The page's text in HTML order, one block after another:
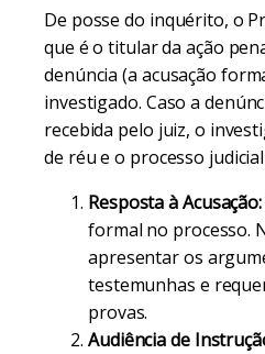
De posse do inquérito, o
que é o titular da ação
denúncia (a acusação
investigado. Caso a
recebida pelo juiz, o
de réu e o processo
Resposta à Acusação:
formal no processo.
apresentar os
testemunhas e
provas.
Audiência de